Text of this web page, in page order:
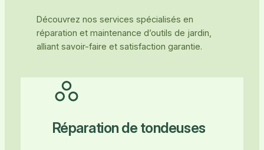
Découvrez nos services spécialisés en
réparation et maintenance d’outils de jardin,
alliant savoir-faire et satisfaction garantie.
Réparation de tondeuses